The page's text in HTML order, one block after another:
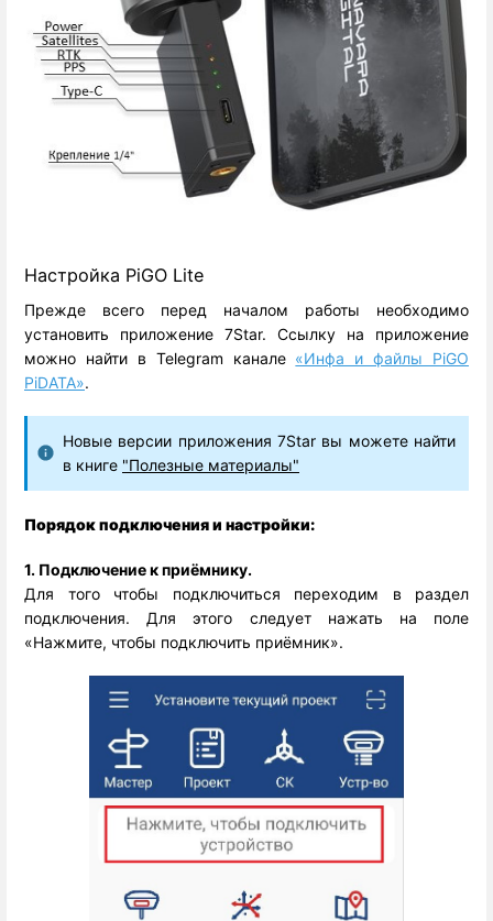
Настройка PiGO Lite
Прежде всего перед началом работы необходимо
установить приложение 7Star. Ссылку на приложение
можно найти в Telegram канале «Инфа и файлы PiGO
PiDATA».
Новые версии приложения 7Star вы можете найти
в книге "Полезные материалы"
Порядок подключения и настройки:
1. Подключение к приёмнику.
Для того чтобы подключиться переходим в раздел
подключения. Для этого следует нажать на поле
«Нажмите, чтобы подключить приёмник».